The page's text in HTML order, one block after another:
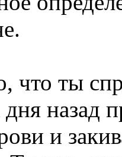
что ты
дня назад
и